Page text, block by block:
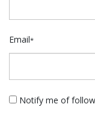
Email*
Notify me of